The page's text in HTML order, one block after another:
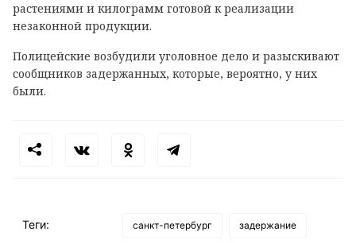
растениями и килограмм готовой к реализации
незаконной продукции.
Полицейские возбудили уголовное дело и разыскивают
сообщников задержанных, которые, вероятно, у них
были.
Теги: санкт-петербург задержание